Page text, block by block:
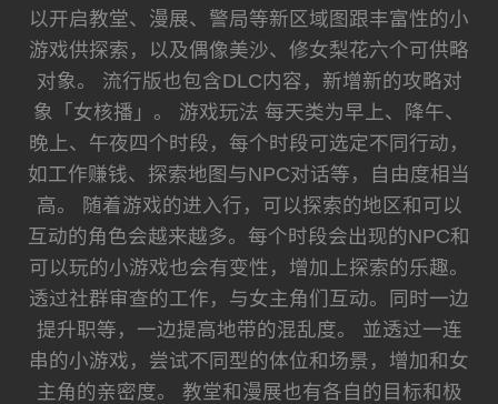
以开启教堂、漫展、警局等新区域图跟丰富性的小
游戏供探索，以及偶像美沙、修女梨花六个可供略
对象。 流行版也包含DLC内容，新增新的攻略对
象「女核播」。 游戏玩法 每天类为早上、降午、
晚上、午夜四个时段，每个时段可选定不同行动，
如工作赚钱、探索地图与NPC对话等，自由度相当
高。 随着游戏的进入行，可以探索的地区和可以
互动的角色会越来越多。每个时段会出现的NPC和
可以玩的小游戏也会有变性，增加上探索的乐趣。
透过社群审查的工作，与女主角们互动。同时一边
提升职等，一边提高地带的混乱度。 並透过一连
串的小游戏，尝试不同型的体位和场景，增加和女
主角的亲密度。 教堂和漫展也有各自的目标和极